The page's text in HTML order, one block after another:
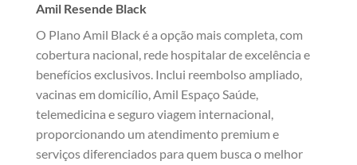
Amil Resende Black
O Plano Amil Black é a opção mais completa, com
cobertura nacional, rede hospitalar de excelência e
benefícios exclusivos. Inclui reembolso ampliado,
vacinas em domicílio, Amil Espaço Saúde,
telemedicina e seguro viagem internacional,
proporcionando um atendimento premium e
serviços diferenciados para quem busca o melhor